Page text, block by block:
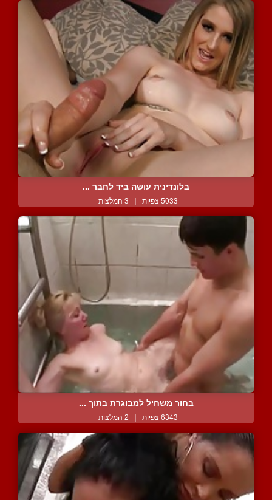
בלונדינית עושה ביד לחבר ...
5033 צפיות | 3 המלצות
בחור משחיל למבוגרת בתוך ...
6343 צפיות | 2 המלצות